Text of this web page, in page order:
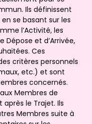
Ils définissent
se basant sur les
l’Activité, les
Dépose et d’Arrivée,
Ces
critères personnels
etc.) et sont
concernés.
Membres de
le Trajet. Ils
Membres suite à